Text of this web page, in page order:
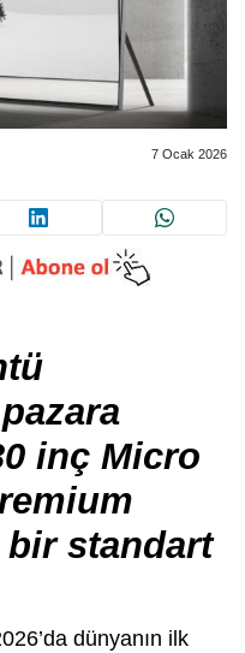
7 Ocak 2026
inç Micro
standart
dünyanın ilk